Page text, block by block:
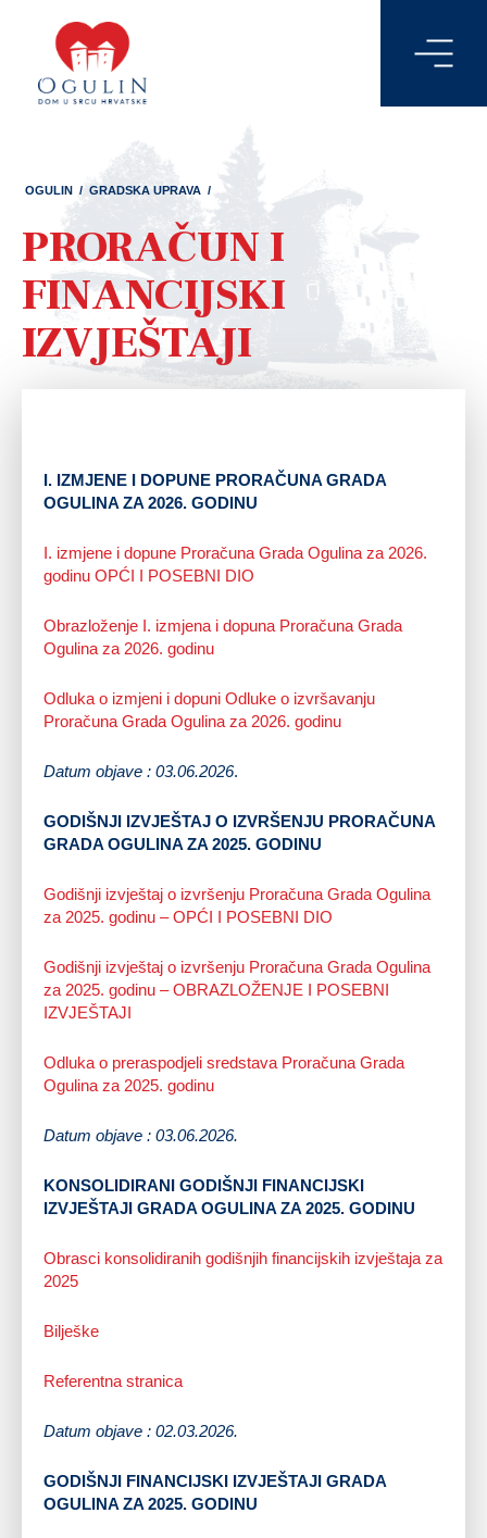
OGULIN / GRADSKA UPRAVA /
PRORAČUN I
FINANCIJSKI
IZVJEŠTAJI
I. IZMJENE I DOPUNE PRORAČUNA GRADA
OGULINA ZA 2026. GODINU
I. izmjene i dopune Proračuna Grada Ogulina za 2026.
godinu OPĆI I POSEBNI DIO
Obrazloženje I. izmjena i dopuna Proračuna Grada
Ogulina za 2026. godinu
Odluka o izmjeni i dopuni Odluke o izvršavanju
Proračuna Grada Ogulina za 2026. godinu
Datum objave : 03.06.2026.
GODIŠNJI IZVJEŠTAJ O IZVRŠENJU PRORAČUNA
GRADA OGULINA ZA 2025. GODINU
Godišnji izvještaj o izvršenju Proračuna Grada Ogulina
za 2025. godinu – OPĆI I POSEBNI DIO
Godišnji izvještaj o izvršenju Proračuna Grada Ogulina
za 2025. godinu – OBRAZLOŽENJE I POSEBNI
IZVJEŠTAJI
Odluka o preraspodjeli sredstava Proračuna Grada
Ogulina za 2025. godinu
Datum objave : 03.06.2026.
KONSOLIDIRANI GODIŠNJI FINANCIJSKI
IZVJEŠTAJI GRADA OGULINA ZA 2025. GODINU
Obrasci konsolidiranih godišnjih financijskih izvještaja za
2025
Bilješke
Referentna stranica
Datum objave : 02.03.2026.
GODIŠNJI FINANCIJSKI IZVJEŠTAJI GRADA
OGULINA ZA 2025. GODINU